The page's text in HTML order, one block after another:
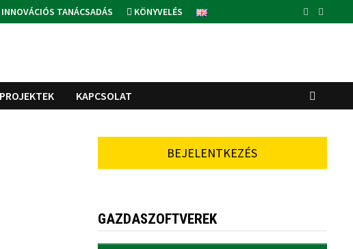
INNOVÁCIÓS TANÁCSADÁS KÖNYVELÉS
PROJEKTEK KAPCSOLAT
BEJELENTKEZÉS
GAZDASZOFTVEREK